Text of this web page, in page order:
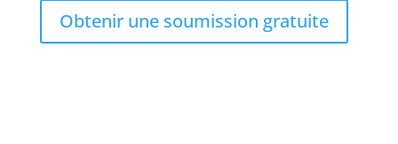
Obtenir une soumission gratuite